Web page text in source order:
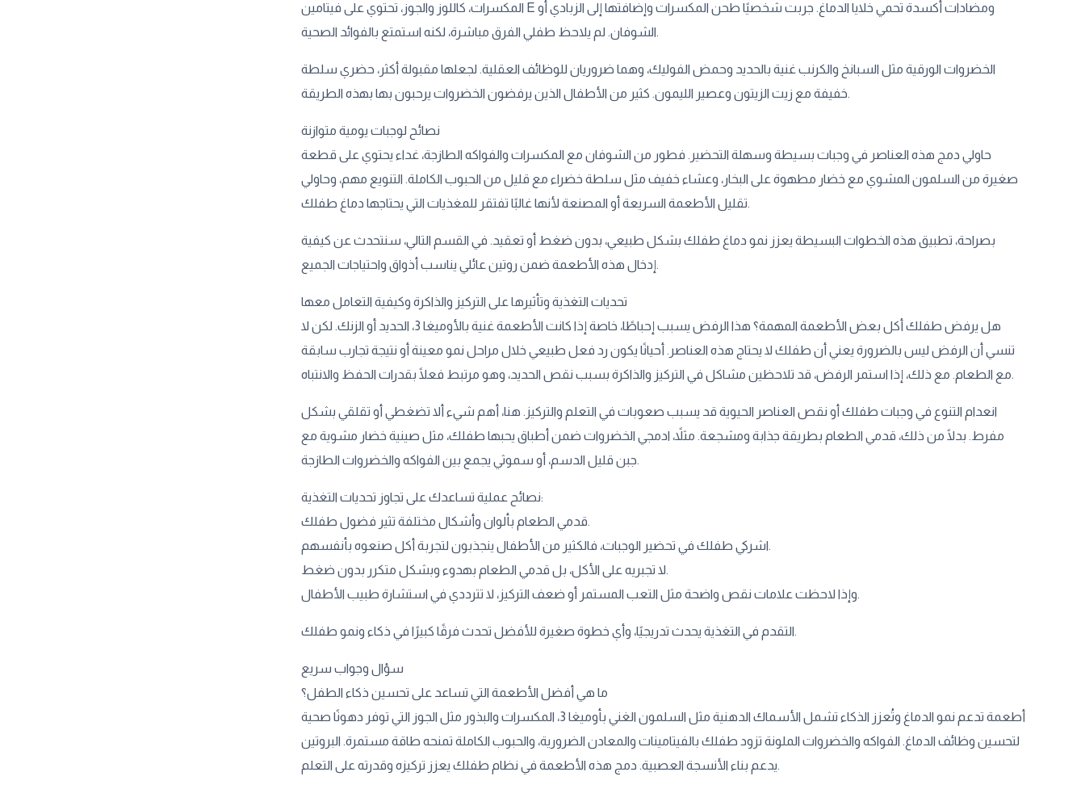
المكسرات، كاللوز والجوز، تحتوي على فيتامين E ومضادات أكسدة تحمي خلايا الدماغ. جربت شخصيًا طحن المكسرات وإضافتها إلى الزبادي أو
الشوفان. لم يلاحظ طفلي الفرق مباشرة، لكنه استمتع بالفوائد الصحية.
الخضروات الورقية مثل السبانخ والكرنب غنية بالحديد وحمض الفوليك، وهما ضروريان للوظائف العقلية. لجعلها مقبولة أكثر، حضري سلطة
خفيفة مع زيت الزيتون وعصير الليمون. كثير من الأطفال الذين يرفضون الخضروات يرحبون بها بهذه الطريقة.
نصائح لوجبات يومية متوازنة
حاولي دمج هذه العناصر في وجبات بسيطة وسهلة التحضير. فطور من الشوفان مع المكسرات والفواكه الطازجة، غداء يحتوي على قطعة
صغيرة من السلمون المشوي مع خضار مطهوة على البخار، وعشاء خفيف مثل سلطة خضراء مع قليل من الحبوب الكاملة. التنويع مهم، وحاولي
تقليل الأطعمة السريعة أو المصنعة لأنها غالبًا تفتقر للمغذيات التي يحتاجها دماغ طفلك.
بصراحة، تطبيق هذه الخطوات البسيطة يعزز نمو دماغ طفلك بشكل طبيعي، بدون ضغط أو تعقيد. في القسم التالي، سنتحدث عن كيفية
إدخال هذه الأطعمة ضمن روتين عائلي يناسب أذواق واحتياجات الجميع.
تحديات التغذية وتأثيرها على التركيز والذاكرة وكيفية التعامل معها
هل يرفض طفلك أكل بعض الأطعمة المهمة؟ هذا الرفض يسبب إحباطًا، خاصة إذا كانت الأطعمة غنية بالأوميغا 3، الحديد أو الزنك. لكن لا
تنسي أن الرفض ليس بالضرورة يعني أن طفلك لا يحتاج هذه العناصر. أحيانًا يكون رد فعل طبيعي خلال مراحل نمو معينة أو نتيجة تجارب سابقة
مع الطعام. مع ذلك، إذا استمر الرفض، قد تلاحظين مشاكل في التركيز والذاكرة بسبب نقص الحديد، وهو مرتبط فعلًا بقدرات الحفظ والانتباه.
انعدام التنوع في وجبات طفلك أو نقص العناصر الحيوية قد يسبب صعوبات في التعلم والتركيز. هنا، أهم شيء ألا تضغطي أو تقلقي بشكل
مفرط. بدلًا من ذلك، قدمي الطعام بطريقة جذابة ومشجعة. مثلاً، ادمجي الخضروات ضمن أطباق يحبها طفلك، مثل صينية خضار مشوية مع
جبن قليل الدسم، أو سموثي يجمع بين الفواكه والخضروات الطازجة.
نصائح عملية تساعدك على تجاوز تحديات التغذية:
قدمي الطعام بألوان وأشكال مختلفة تثير فضول طفلك.
اشركي طفلك في تحضير الوجبات، فالكثير من الأطفال ينجذبون لتجربة أكل صنعوه بأنفسهم.
لا تجبريه على الأكل، بل قدمي الطعام بهدوء وبشكل متكرر بدون ضغط.
وإذا لاحظت علامات نقص واضحة مثل التعب المستمر أو ضعف التركيز، لا تترددي في استشارة طبيب الأطفال.
التقدم في التغذية يحدث تدريجيًا، وأي خطوة صغيرة للأفضل تحدث فرقًا كبيرًا في ذكاء ونمو طفلك.
سؤال وجواب سريع
ما هي أفضل الأطعمة التي تساعد على تحسين ذكاء الطفل؟
أطعمة تدعم نمو الدماغ وتُعزز الذكاء تشمل الأسماك الدهنية مثل السلمون الغني بأوميغا 3، المكسرات والبذور مثل الجوز التي توفر دهونًا صحية
لتحسين وظائف الدماغ. الفواكه والخضروات الملونة تزود طفلك بالفيتامينات والمعادن الضرورية، والحبوب الكاملة تمنحه طاقة مستمرة. البروتين
يدعم بناء الأنسجة العصبية. دمج هذه الأطعمة في نظام طفلك يعزز تركيزه وقدرته على التعلم.